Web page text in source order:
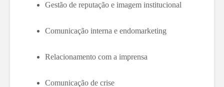
Gestão de reputação e imagem institucional
Comunicação interna e endomarketing
Relacionamento com a imprensa
Comunicação de crise